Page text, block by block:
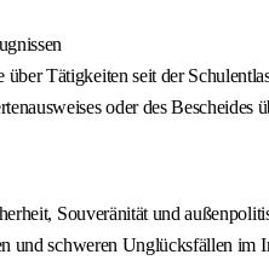
Tätigkeiten seit der
oder des
Souveränität und
und schweren Unglücksfällen im